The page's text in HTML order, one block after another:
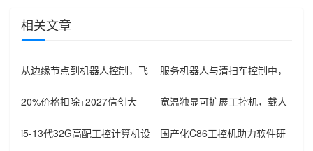
相关文章
从边缘节点到机器人控制，飞
服务机器人与清扫车控制中，
接
20%价格扣除+2027信创大
购窗
宽温独显可扩展工控机，载人
怎么选？
i5-13代32G高配工控计算机设
国产化C86工控机助力软件研